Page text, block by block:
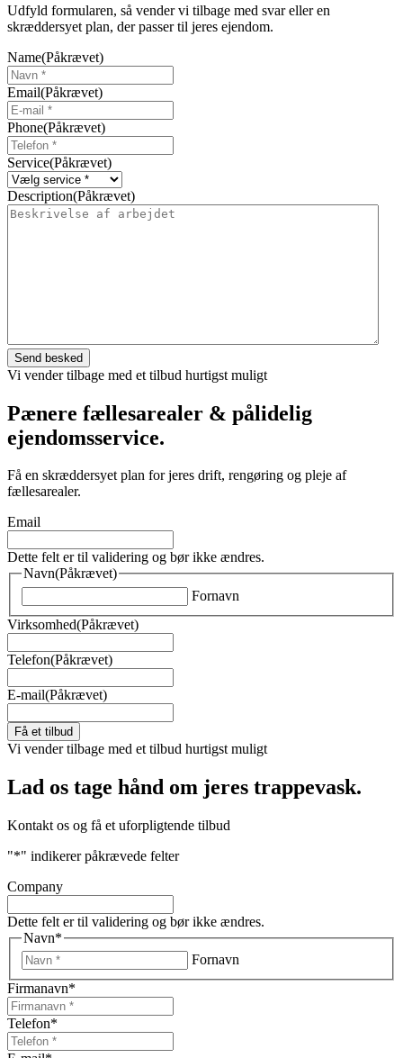
Udfyld formularen, så vender vi tilbage med svar eller en
skræddersyet plan, der passer til jeres ejendom.
Name(Påkrævet)
Email(Påkrævet)
Phone(Påkrævet)
Service(Påkrævet)
Description(Påkrævet)
Vi vender tilbage med et tilbud hurtigst muligt
Pænere fællesarealer & pålidelig
ejendomsservice.
Få en skræddersyet plan for jeres drift, rengøring og pleje af
fællesarealer.
Email
Dette felt er til validering og bør ikke ændres.
Navn(Påkrævet)
Fornavn
Virksomhed(Påkrævet)
Telefon(Påkrævet)
E-mail(Påkrævet)
Vi vender tilbage med et tilbud hurtigst muligt
Lad os tage hånd om jeres trappevask.
Kontakt os og få et uforpligtende tilbud
"*" indikerer påkrævede felter
Company
Dette felt er til validering og bør ikke ændres.
Navn*
Fornavn
Firmanavn*
Telefon*